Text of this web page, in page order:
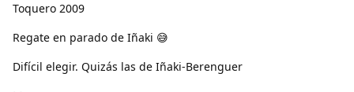
Toquero 2009
Regate en parado de Iñaki 😅
Difícil elegir. Quizás las de Iñaki-Berenguer